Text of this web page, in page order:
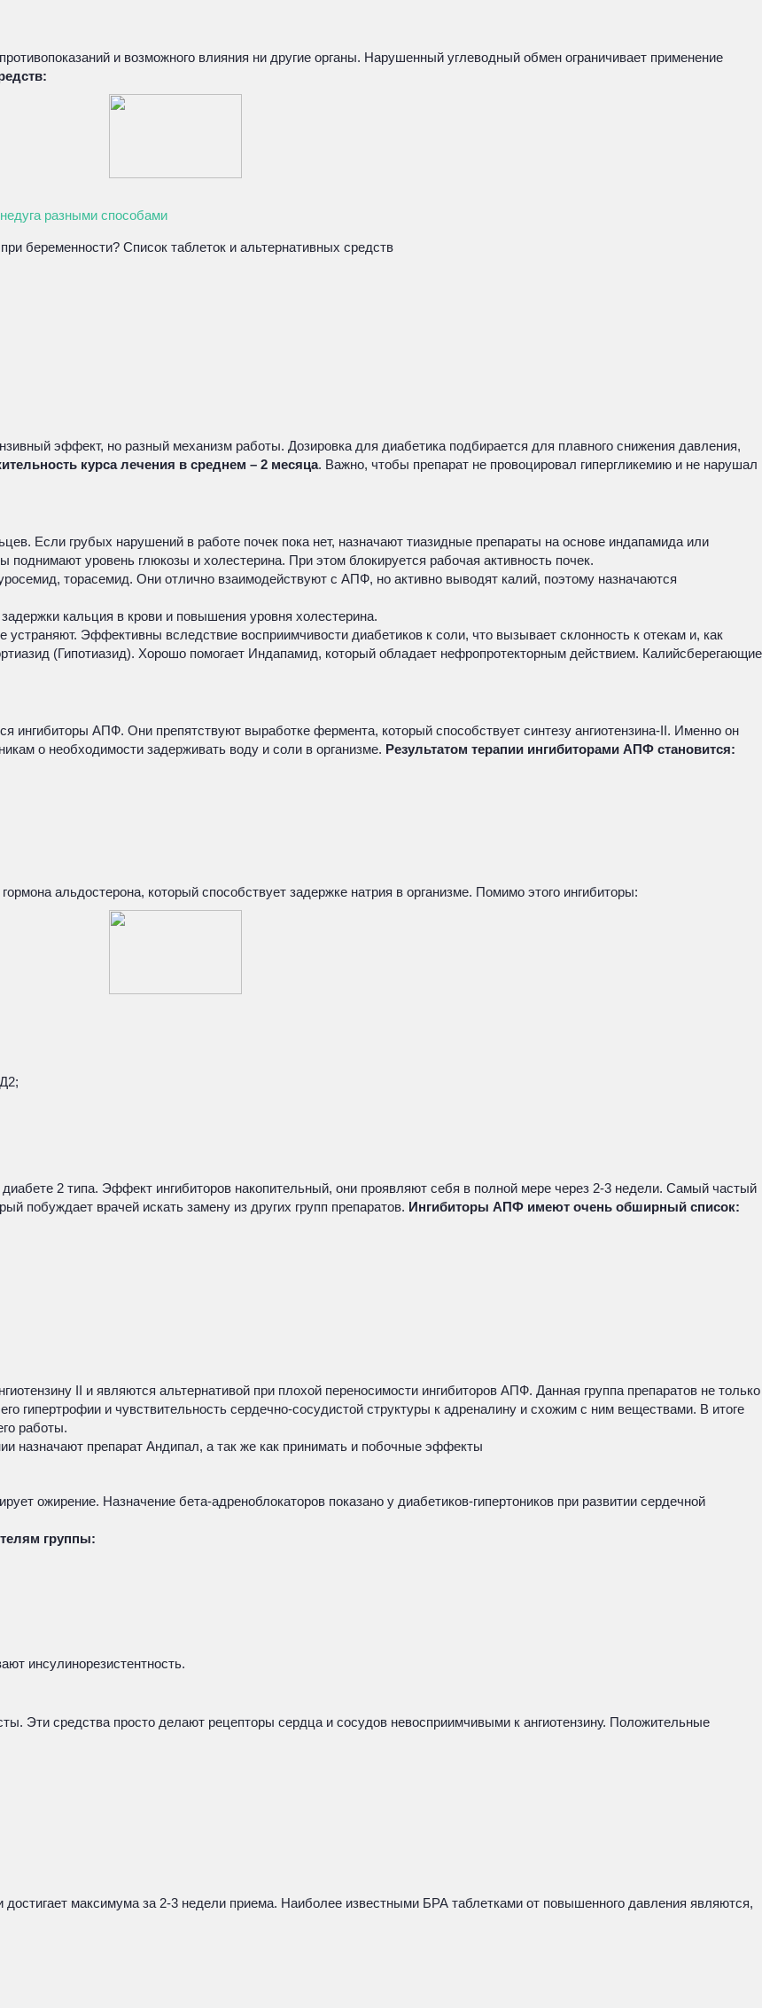
и возможного влияния ни другие органы. Нарушенный углеводный обмен ограничивает применение
разными способами
беременности? Список таблеток и альтернативных средств
эффект, но разный механизм работы. Дозировка для диабетика подбирается для плавного снижения давления,
курса лечения в среднем – 2 месяца. Важно, чтобы препарат не провоцировал гипергликемию и не нарушал
Если грубых нарушений в работе почек пока нет, назначают тиазидные препараты на основе индапамида или
уровень глюкозы и холестерина. При этом блокируется рабочая активность почек.
торасемид. Они отлично взаимодействуют с АПФ, но активно выводят калий, поэтому назначаются
кальция в крови и повышения уровня холестерина.
устраняют. Эффективны вследствие восприимчивости диабетиков к соли, что вызывает склонность к отекам и, как
(Гипотиазид). Хорошо помогает Индапамид, который обладает нефропротекторным действием. Калийсберегающие
ингибиторы АПФ. Они препятствуют выработке фермента, который способствует синтезу ангиотензина-II. Именно он
о необходимости задерживать воду и соли в организме. Результатом терапии ингибиторами АПФ становится:
альдостерона, который способствует задержке натрия в организме. Помимо этого ингибиторы:
2 типа. Эффект ингибиторов накопительный, они проявляют себя в полной мере через 2-3 недели. Самый частый
побуждает врачей искать замену из других групп препаратов. Ингибиторы АПФ имеют очень обширный список:
II и являются альтернативой при плохой переносимости ингибиторов АПФ. Данная группа препаратов не только
гипертрофии и чувствительность сердечно-сосудистой структуры к адреналину и схожим с ним веществами. В итоге
работы.
назначают препарат Андипал, а так же как принимать и побочные эффекты
ожирение. Назначение бета-адреноблокаторов показано у диабетиков-гипертоников при развитии сердечной
группы:
инсулинорезистентность.
Эти средства просто делают рецепторы сердца и сосудов невосприимчивыми к ангиотензину. Положительные
достигает максимума за 2-3 недели приема. Наиболее известными БРА таблетками от повышенного давления являются,